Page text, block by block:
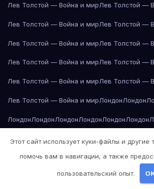
Лев Толстой — Война и мирЛев Толстой —
Лев Толстой — Война и мирЛев Толстой —
Лев Толстой — Война и мирЛев Толстой —
Лев Толстой — Война и мирЛев Толстой —
Лев Толстой — Война и мирЛев Толстой —
Лев Толстой — Война и мирЛондонЛондон
ЛондонЛондонЛондонЛондонЛондонЛондон
Лондон Лондон Лос-Анджелес Лос-Анджелес
Лос-АнджелесЛос-АнджелесЛос-Анджелес
Лос-АнджелесЛос-Анджелес
Этот сайт использует куки-файлы и другие
помочь вам в навигации, а также
пользовательский опыт.